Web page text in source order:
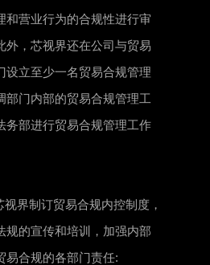
和营业行为的合规性进行审
外，芯视界还在公司与贸易
设立至少一名贸易合规管理
部门内部的贸易合规管理工
务部进行贸易合规管理工作
界制订贸易合规内控制度，
规的宣传和培训，加强内部
易合规的各部门责任: